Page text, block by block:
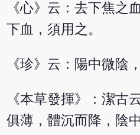
《心》云：去下焦之
下血，須用之。
《珍》云：陽中微陰
《本草發揮》：潔古
俱薄，體沉而降，陰